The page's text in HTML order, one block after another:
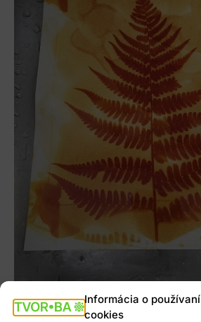
Informácia o používaní
cookies